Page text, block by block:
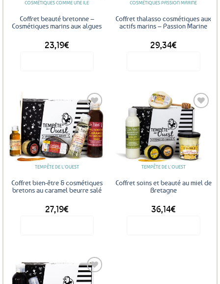
COSMÉTIQUES COMME UNE ILE
Coffret beauté bretonne –
Cosmétiques marins aux algues
23,19€
COSMÉTIQUES PASSION MARINE
Coffret thalasso cosmétiques aux
actifs marins – Passion Marine
29,34€
Ajouter
aux
favoris
TEMPÊTE DE L'OUEST
Coffret bien-être & cosmétiques
bretons au caramel beurre salé
27,19€
Ajouter
aux
favoris
TEMPÊTE DE L'OUEST
Coffret soins et beauté au miel de
Bretagne
36,14€